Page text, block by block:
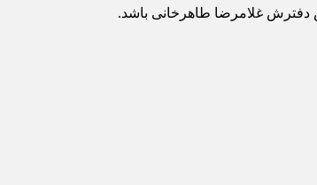
دفترش غلامرضا طاهرخانی باشد.